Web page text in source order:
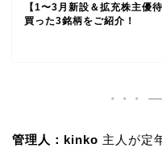
【1〜3月新設＆拡充株主優
買った3銘柄をご紹介！
管理人：kinko 主人が定